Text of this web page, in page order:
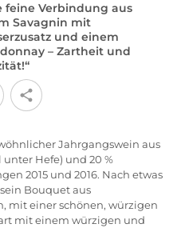
feine Verbindung aus
Savagnin mit
und einem
– Zartheit und
Jahrgangswein aus
unter Hefe) und 20 %
2015 und 2016. Nach etwas
Bouquet aus
mit einer schönen, würzigen
mit einem würzigen und